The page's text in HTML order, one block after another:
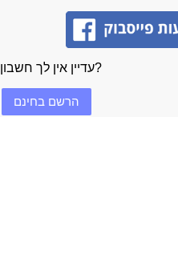
עדיין אין לך חשבון?
הרשם בחינם